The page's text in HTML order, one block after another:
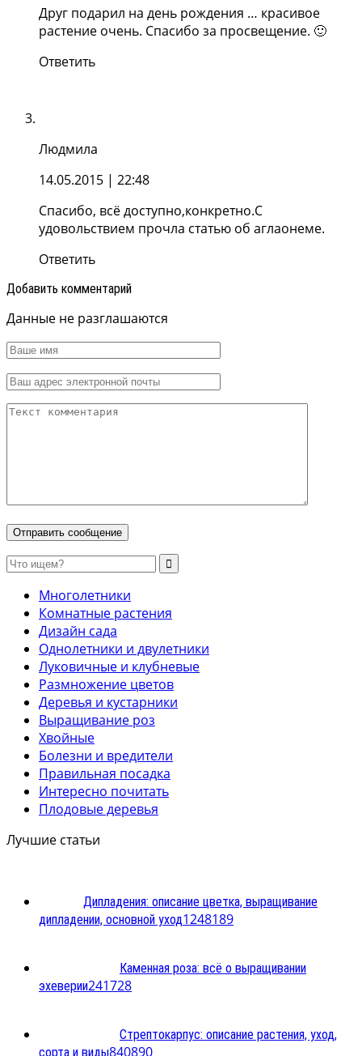
Друг подарил на день рождения … красивое
растение очень. Спасибо за просвещение. 🙂
Ответить
Людмила
14.05.2015 | 22:48
Спасибо, всё доступно,конкретно.С
удовольствием прочла статью об аглаонеме.
Ответить
Добавить комментарий
Данные не разглашаются
Многолетники
Комнатные растения
Дизайн сада
Однолетники и двулетники
Луковичные и клубневые
Размножение цветов
Деревья и кустарники
Выращивание роз
Хвойные
Болезни и вредители
Правильная посадка
Интересно почитать
Плодовые деревья
Лучшие статьи
Дипладения: описание цветка, выращивание
дипладении, основной уход1248189
Каменная роза: всё о выращивании
эхеверии241728
Стрептокарпус: описание растения, уход,
сорта и виды840890